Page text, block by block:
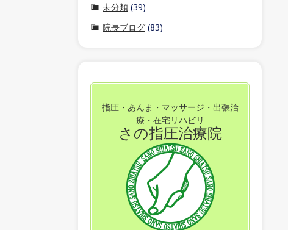
未分類 (39)
院長ブログ (83)
指圧・あんま・マッサージ・出張治
療・在宅リハビリ
さの指圧治療院